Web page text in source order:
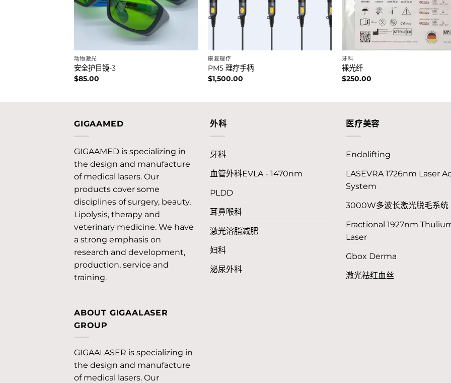
动物激光
安全护目镜-3
$85.00
康复理疗
PM5 理疗手柄
$1,500.00
牙科
裸光纤
$250.00
GIGAAMED
GIGAAMED is specializing in
the design and manufacture
of medical lasers. Our
products cover some
disciplines of surgery, beauty,
Lipolysis, therapy and
veterinary medicine. We have
a strong emphasis on
research and development,
production, service and
training.
外科
牙科
血管外科EVLA - 1470nm
PLDD
耳鼻喉科
激光溶脂减肥
妇科
泌尿外科
医疗美容
Endolifting
LASEVRA 1726nm Laser
System
3000W多波长激光脱毛系统
Fractional 1927nm
Laser
Gbox Derma
激光祛红血丝
ABOUT GIGAALASER
GROUP
GIGAALASER is specializing in
the design and manufacture
of medical lasers. Our